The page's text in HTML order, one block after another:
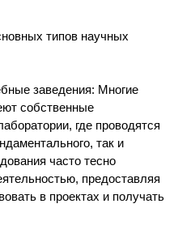
типов научных
заведения: Многие
собственные
где проводятся
так и
часто тесно
предоставляя
в проектах и получать